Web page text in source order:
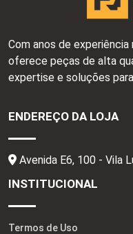
Com anos de
oferece peças de alta
expertise e soluções
ENDEREÇO DA LOJA
Avenida E6, 100 - Vila
INSTITUCIONAL
Termos de Uso